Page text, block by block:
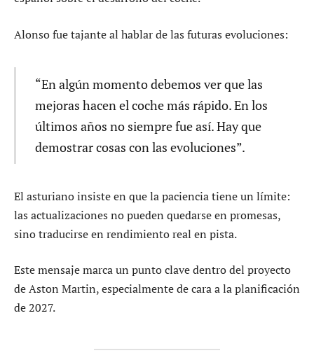
Alonso fue tajante al hablar de las futuras evoluciones:
“En algún momento debemos ver que las
mejoras hacen el coche más rápido. En los
últimos años no siempre fue así. Hay que
demostrar cosas con las evoluciones”.
El asturiano insiste en que la paciencia tiene un límite:
las actualizaciones no pueden quedarse en promesas,
sino traducirse en rendimiento real en pista.
Este mensaje marca un punto clave dentro del proyecto
de Aston Martin, especialmente de cara a la planificación
de 2027.